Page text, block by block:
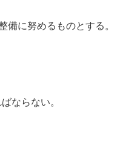
に努めるものとする。
ならない。